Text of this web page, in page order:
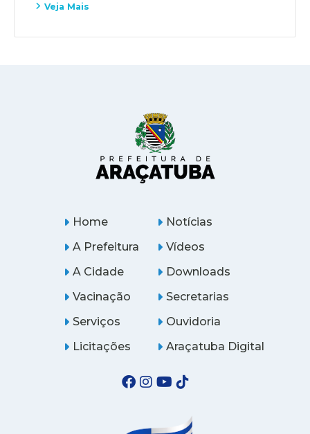
Veja Mais
Home
A Prefeitura
A Cidade
Notícias
Vídeos
Downloads
Vacinação
Serviços
Licitações
Secretarias
Ouvidoria
Araçatuba Digital